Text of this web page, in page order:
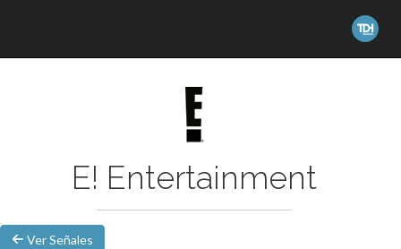
E! Entertainment
Ver Señales